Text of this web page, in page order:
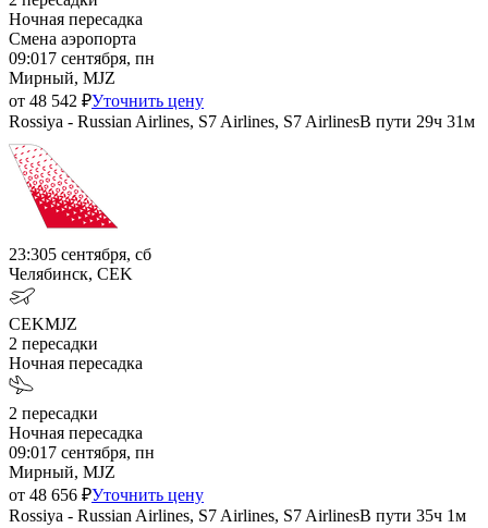
Ночная пересадка
Смена аэропорта
09:01 7 сентября, пн
Мирный, MJZ
от 48 542 ₽Уточнить цену
Rossiya - Russian Airlines, S7 Airlines, S7 AirlinesВ пути 29ч 31м
23:305 сентября, сб
Челябинск, CEK
CEKMJZ
2 пересадки
Ночная пересадка
2 пересадки
Ночная пересадка
09:01 7 сентября, пн
Мирный, MJZ
от 48 656 ₽Уточнить цену
Rossiya - Russian Airlines, S7 Airlines, S7 AirlinesВ пути 35ч 1м